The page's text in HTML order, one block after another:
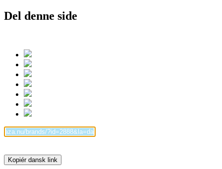
Del denne side
Kopiér dansk link